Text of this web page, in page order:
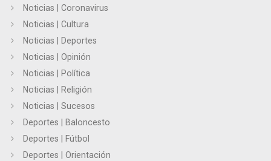
Noticias | Coronavirus
Noticias | Cultura
Noticias | Deportes
Noticias | Opinión
Noticias | Política
Noticias | Religión
Noticias | Sucesos
Deportes | Baloncesto
Deportes | Fútbol
Deportes | Orientación